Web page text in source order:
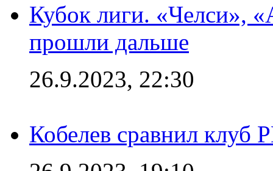
Кубок лиги. «Челси»,
прошли дальше
26.9.2023, 22:30
Кобелев сравнил клуб